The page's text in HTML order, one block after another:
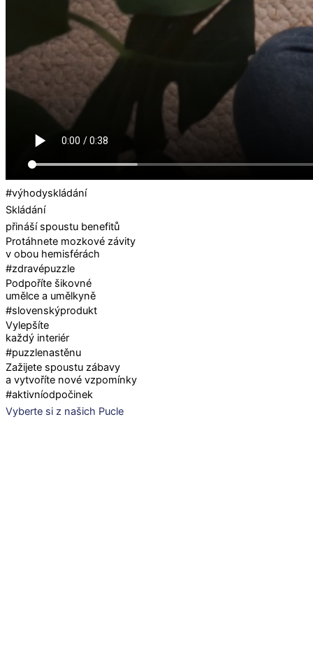
#výhodyskládání
Skládání
přináší spoustu benefitů
Protáhnete mozkové závity
v obou hemisférách
#zdravépuzzle
Podpoříte šikovné
umělce a umělkyně
#slovenskýprodukt
Vylepšíte
každý interiér
#puzzlenastěnu
Zažijete spoustu zábavy
a vytvoříte nové vzpomínky
#aktivníodpočinek
Vyberte si z našich Pucle